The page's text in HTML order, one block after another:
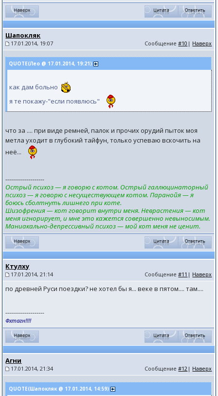
Шапокляк
17.01.2014, 19:07 Сообщение#10 | Наверх
QUOTE(Лео @ 17.01.2014, 19:21)
как дам больно
я те покажу-"если появлюсь"
что за .... при виде ремней, палок и прочих орудий пыток моя
метла уходит в глубокий тайфун, только успеваю вскочить на
неё...
--------------------
Острый психоз — я говорю с котом. Острый галлюцинаторный
психоз — я говорю с несуществующем котом. Паранойя — я
боюсь сболтнуть лишнего при коте.
Шизофрения — кот говорит внутри меня. Неврастения — кот
меня игнорирует, и мне это кажется совершенно невыносимым.
Маниакально-депрессивный психоз — мой кот меня не ценит.
Ктулху
17.01.2014, 21:14 Сообщение#11 | Наверх
по древней Руси поездки? не хотел бы я... веке в пятом.... там....
--------------------
Фхтагн!!!!
Агни
17.01.2014, 21:34 Сообщение#12 | Наверх
QUOTE(Шапокляк @ 17.01.2014, 14:59)